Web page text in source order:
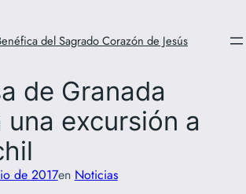
del Sagrado Corazón de Jesús
de Granada
una excursión a
de 2017en Noticias